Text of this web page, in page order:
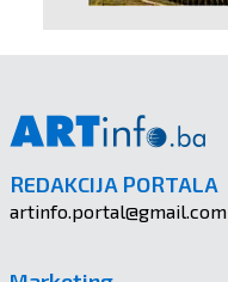
REDAKCIJA PORTALA
artinfo.portal@gmail.com